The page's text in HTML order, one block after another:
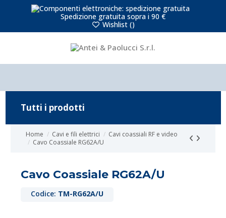
Spedizione gratuita sopra i 90 €
Wishlist ()
Home Cavi e fili elettrici
Cavi coassiali RF e video
Cavo Coassiale RG62A/U
Cavo Coassiale RG62A/U
Codice: TM-RG62A/U
Tutti i prodotti